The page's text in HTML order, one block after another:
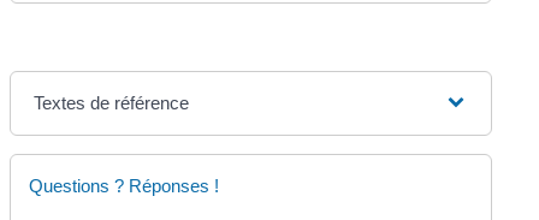
Textes de référence
Questions ? Réponses !